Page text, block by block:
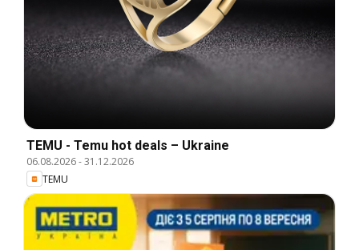
TEMU - Temu hot deals – Ukraine
06.08.2026-31.12.2026
TEMU